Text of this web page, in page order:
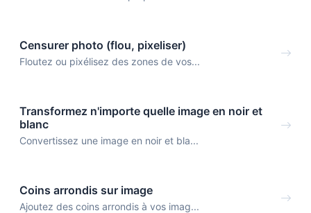
Censurer photo (flou, pixeliser)
Floutez ou pixélisez des zones de vos...
Transformez n'importe quelle image en noir et
blanc
Convertissez une image en noir et bla...
Coins arrondis sur image
Ajoutez des coins arrondis à vos imag...